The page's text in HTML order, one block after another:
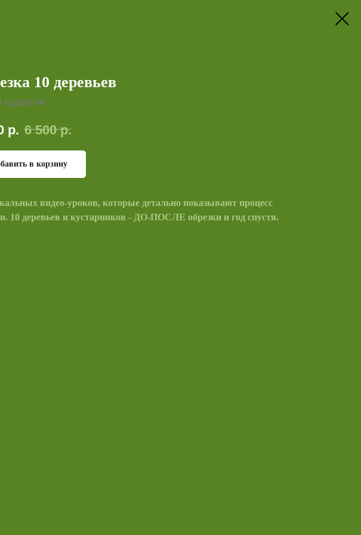
10 деревьев
р. 6 500 р.
в корзину
видео-уроков, которые детально показывают процесс
10 деревьев и кустарников - ДО-ПОСЛЕ обрезки и год спустя.